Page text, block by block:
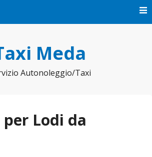
Meda
Autonoleggio/Taxi
per Lodi da